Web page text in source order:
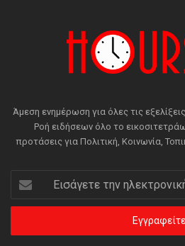
Άμεση ενημέρωση για όλες τις
Ροή ειδήσεων όλο το
προτάσεις για Πολιτική, Κοινωνία,
Εισάγετε
την
ηλεκτρονική
διεύθυνση